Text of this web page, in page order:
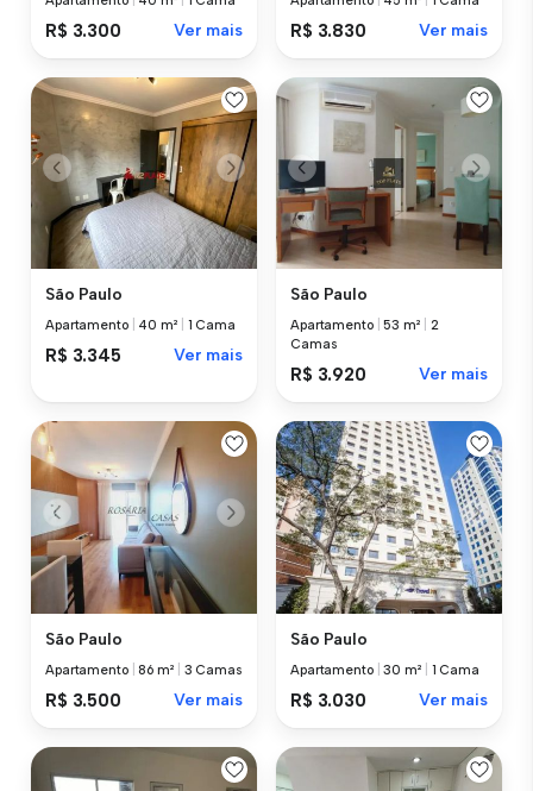
R$ 3.300 Ver mais R$ 3.830 Ver mais
São Paulo
Apartamento 40 m² 1 Cama
R$ 3.345 Ver mais
São Paulo
Apartamento |53 m²
2
Camas
R$ 3.920 Ver mais
São Paulo
Apartamento |86 m² 3 Camas
R$ 3.500 Ver mais
São Paulo
Apartamento |30 m² 1 Cama
R$ 3.030 Ver mais